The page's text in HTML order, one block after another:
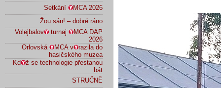
Setkání
MCA 2026
Žou sán! – dobré ráno
Volejbalov
turnaj
MCA DAP
2026
Orlovská
MCA v
razila do
hasičského muzea
Kd
ž se technologie přestanou
bát
STRUČNĚ